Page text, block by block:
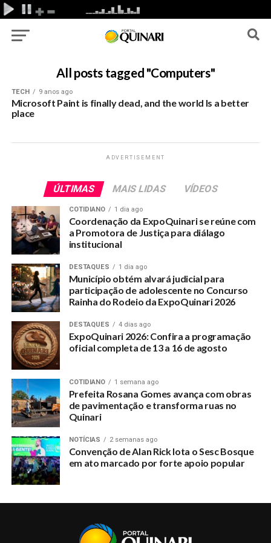
All posts tagged "Computers"
TECH 9 anos ago
Microsoft Paint is finally dead, and the world Is a better
place
ADVERTISEMENT
ÚLTIMAS MAIS LIDAS VÍDEOS
COTIDIANO 1 dia ago
Coordenação da ExpoQuinari se reúne com
a Promotora de Justiça para diálago
institucional
DESTAQUES 1 dia ago
Município obtém alvará judicial para
participação de adolescente no Concurso
Rainha do Rodeio da ExpoQuinari 2026
DESTAQUES 4 dias ago
ExpoQuinari 2026: Confira a programação
oficial completa de 13 a 16 de agosto
COTIDIANO 1 semana ago
Prefeita Rosana Gomes avança com obras
de pavimentação e transforma ruas no
Quinari
NOTÍCIAS 2 semanas ago
Convenção de Alan Rick lota o Sesc Bosque
em ato marcado por forte apoio popular